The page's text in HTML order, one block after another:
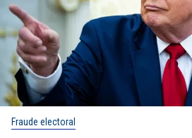
Fraude electoral